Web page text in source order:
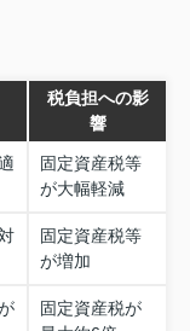
税負担への影
響
固定資産税等
が大幅軽減
固定資産税等
が増加
固定資産税が